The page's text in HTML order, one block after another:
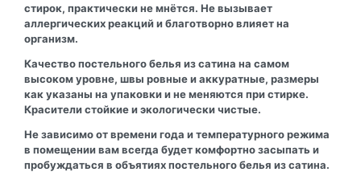
стирок, практически не мнётся. Не вызывает
аллергических реакций и благотворно влияет на
организм.
Качество постельного белья из сатина на самом
высоком уровне, швы ровные и аккуратные, размеры
как указаны на упаковки и не меняются при стирке.
Красители стойкие и экологически чистые.
Не зависимо от времени года и температурного режима
в помещении вам всегда будет комфортно засыпать и
пробуждаться в объятиях постельного белья из сатина.